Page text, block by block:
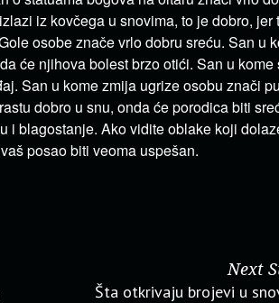
iz kovčega u snovima, to je dobro, jer
osobe znače vrlo dobru sreću. San u
će njihova bolest brzo otići. San u kome
San u kome zmija ugrize osobu znači
dobro u snu, onda će porodica biti
i blagostanje. Ako vidite oblake koji
posao biti veoma uspešan.
Next
Šta otkrivaju brojevi u